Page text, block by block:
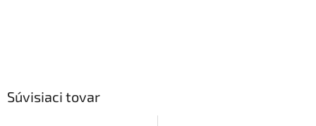
Súvisiaci tovar